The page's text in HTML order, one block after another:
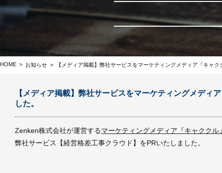
HOME > お知らせ > 【メディア掲載】弊社サービスをマーケティングメディア『キャ
【メディア掲載】弊社サービスをマーケティングメディ
した。
Zenken株式会社が運営するマーケティングメディア『キャククル
弊社サービス【経営格差工事クラウド】をPRいたしました。